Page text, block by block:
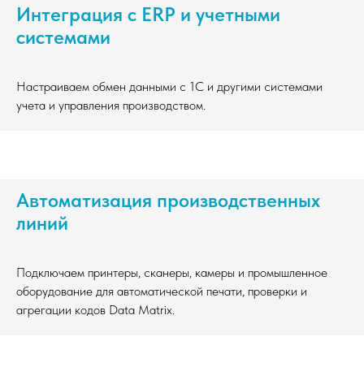
Интеграция с ERP и учетными
системами
Настраиваем обмен данными с 1С и другими системами
учета и управления производством.
Автоматизация производственных
линий
Подключаем принтеры, сканеры, камеры и промышленное
оборудование для автоматической печати, проверки и
агрегации кодов Data Matrix.